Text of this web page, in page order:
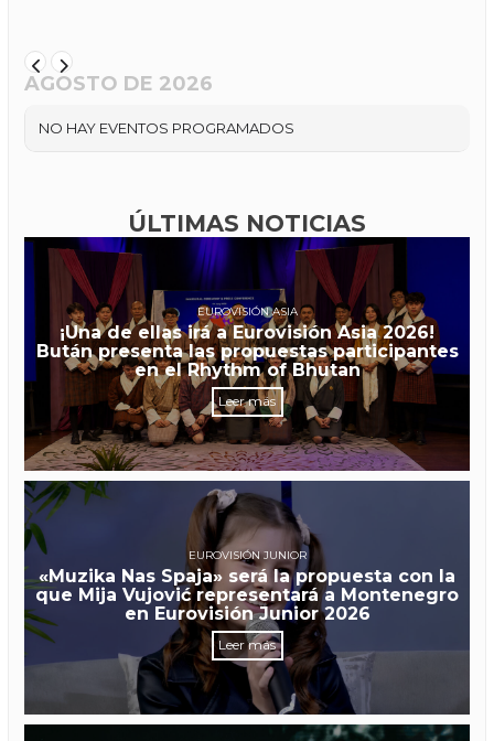
AGOSTO DE 2026
NO HAY EVENTOS PROGRAMADOS
ÚLTIMAS NOTICIAS
EUROVISIÓN ASIA
¡Una de ellas irá a Eurovisión Asia 2026!
Bután presenta las propuestas participantes
en el Rhythm of Bhutan
Leer más
EUROVISIÓN JUNIOR
«Muzika Nas Spaja» será la propuesta con la
que Mija Vujović representará a Montenegro
en Eurovisión Junior 2026
Leer más